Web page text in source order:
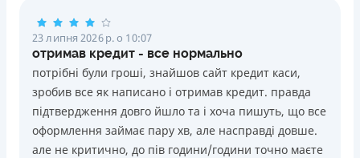
23 липня 2026 р. о 10:07
отримав кредит - все нормально
потрібні були гроші, знайшов сайт кредит каси,
зробив все як написано і отримав кредит. правда
підтвердження довго йшло та і хоча пишуть, що все
оформлення займає пару хв, але насправді довше.
але не критично, до пів години/години точно маєте